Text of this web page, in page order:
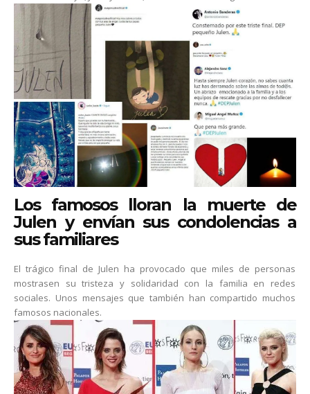
Los famosos lloran la muerte de
Julen y envían sus condolencias a
sus familiares
El trágico final de Julen ha provocado que miles de personas
mostrasen su tristeza y solidaridad con la familia en redes
sociales. Unos mensajes que también han compartido muchos
famosos nacionales.